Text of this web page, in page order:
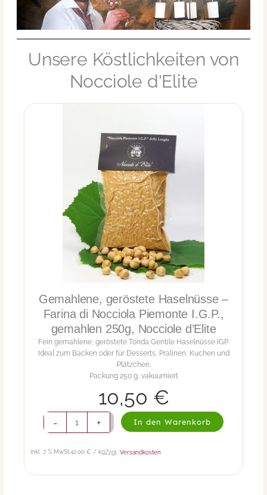
Unsere Köstlichkeiten von
Nocciole d'Elite
Gemahlene, geröstete Haselnüsse –
Farina di Nocciola Piemonte I.G.P.,
gemahlen 250g, Nocciole d’Elite
Fein gemahlene, geröstete Tonda Gentile Haselnüsse IGP.
Ideal zum Backen oder für Desserts, Pralinen, Kuchen und
Plätzchen.
Packung 250 g, vakuumiert
10,50 €
-
e
a
l
+ In den Warenkorb
inkl. 7 % MwSt.42,00 € / kgZzgl.Versandkosten